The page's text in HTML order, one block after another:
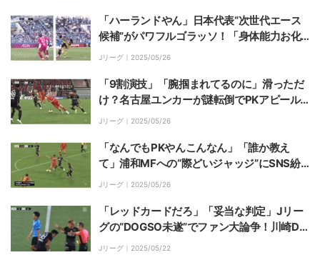
「ハーランドやん」日本代表“次世代エース
候補”がパワフルゴラッソ！「身体能力お化
け」「バケモンシュート」圧巻アクロバティ
Jリーグ｜ 2025/05/26
「9割演技」「腕掴まれてるのに」滑っただ
け？名古屋ユンカーが謎転倒でPKアピール
もノーファウルでスタジアム騒然「何も接触
Jリーグ｜ 2025/05/26
「なんでもPKやんこんなん」「誰か教え
て」浦和MFへの“際どいジャッジ”にSNS紛
糾「踏んでるからPK」「膝を刈られたな」P
Jリーグ｜ 2025/05/26
「レッドカードだろ」「妥当な判定」Jリー
グの“DOGSO未遂”でファン大論争！川崎DF
が浦和FWを引っ掛けた瞬間「ハーフウェー
Jリーグ｜ 2025/05/22